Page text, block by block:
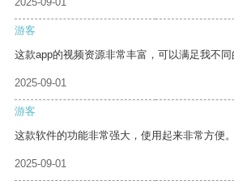
游客
这款app的视频资源非常丰富，可以满足我不同
2025-09-01
游客
这款软件的功能非常强大，使用起来非常方便。
2025-09-01